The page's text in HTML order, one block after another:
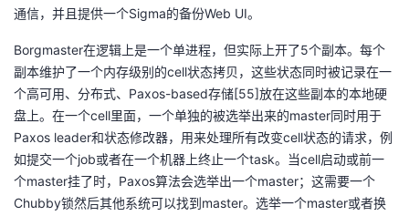
博
客
的
论
我
的
子
我
直的我
堂
我
课
程
的
认
我
的
我
我
的
技
我
的
通信，并且提供一个Sigma的备份Web UI。
Borgmaster在逻辑上是一个单进程，但实际上开了5个副本。每个
副本维护了一个内存级别的cell状态拷贝，这些状态同时被记录在一
个高可用、分布式、Paxos-based存储[55]放在这些副本的本地硬
盘上。在一个cell里面，一个单独的被选举出来的master同时用于
Paxos leader和状态修改器，用来处理所有改变cell状态的请求，例
如提交一个job或者在一个机器上终止一个task。当cell启动或前一
个master挂了时，Paxos算法会选举出一个master；这需要一个
Chubby锁然后其他系统可以找到master。选举一个master或者换